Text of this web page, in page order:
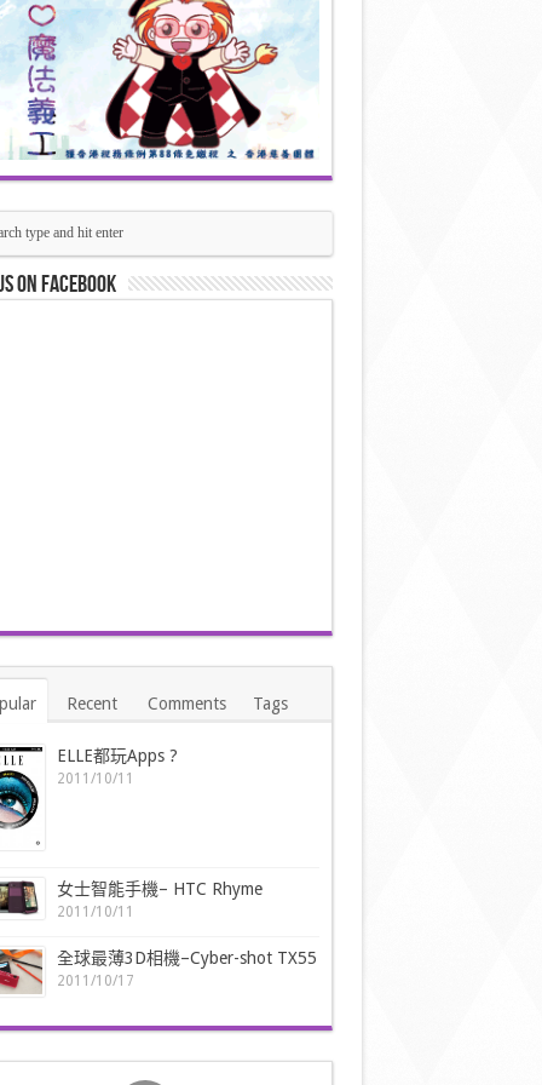
on Facebook
Recent Comments Tags
ELLE都玩Apps ?
2011/10/11
女士智能手機– HTC Rhyme
2011/10/11
全球最薄3D相機–Cyber-shot TX55
2011/10/17